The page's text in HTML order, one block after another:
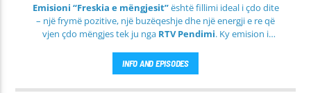
Emisioni “Freskia e mëngjesit”është fillimi ideal i çdo dite
– një frymë pozitive, një buzëqeshje dhe një energji e re që
vjen çdo mëngjes tek ju nga RTV Pendimi. Ky emision i
informues dhe më të ngrohtë, duke ju shoqëruar në orët e
para të ditës me përmbajtje të larmishme dhe të dobishme
për të gjithë familjen.
INFO AND EPISODES